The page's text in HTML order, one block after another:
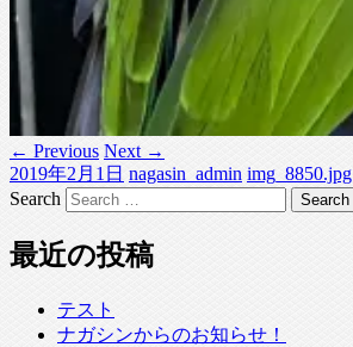
← Previous Next →
2019年2月1日 nagasin_admin img_8850.jpg
Search
最近の投稿
テスト
ナガシンからのお知らせ！